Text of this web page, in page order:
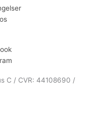
C / CVR: 44108690 /